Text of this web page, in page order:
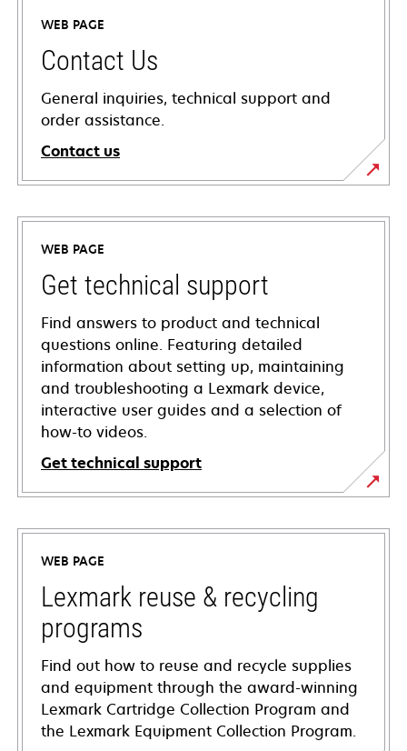
WEB PAGE
Contact Us
General inquiries, technical support and
order assistance.
Contact us
WEB PAGE
Get technical support
Find answers to product and technical
questions online. Featuring detailed
information about setting up, maintaining
and troubleshooting a Lexmark device,
interactive user guides and a selection of
how-to videos.
Get technical support
opens
in
new
tab
WEB PAGE
Lexmark reuse & recycling
programs
Find out how to reuse and recycle supplies
and equipment through the award-winning
Lexmark Cartridge Collection Program and
the Lexmark Equipment Collection Program.